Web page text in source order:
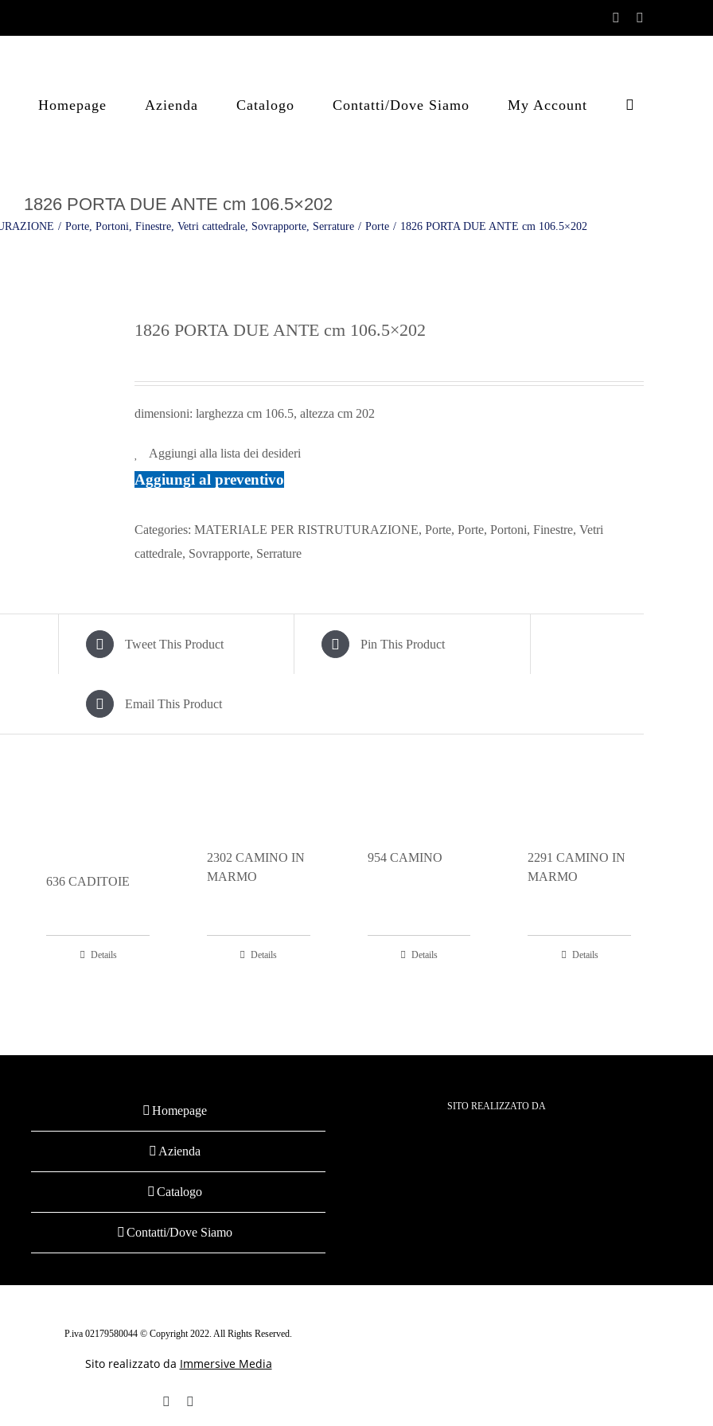
Facebook
Homepage Azienda Catalogo Contatti/Dove Siamo My Account
1826 PORTA DUE ANTE cm 106.5×202
/ Porte, Portoni, Finestre, Vetri cattedrale, Sovrapporte, Serrature / Porte / 1826 PORTA DUE ANTE cm 106.5×202
1826 PORTA DUE ANTE cm 106.5×202
dimensioni: larghezza cm 106.5, altezza cm 202
Aggiungi alla lista dei desideri
Aggiungi al preventivo
Categories: MATERIALE PER RISTRUTURAZIONE, Porte, Porte, Portoni, Finestre, Vetri
cattedrale, Sovrapporte, Serrature
Tweet This Product Pin This Product
Email This Product
636 CADITOIE
Details
2302 CAMINO IN
MARMO
Details
954 CAMINO
Details
2291 CAMINO IN
MARMO
Details
Homepage
Azienda
Catalogo
Contatti/Dove Siamo
SITO REALIZZATO DA
P.iva 02179580044 © Copyright 2022. All Rights Reserved.
Sito realizzato da Immersive Media
Facebook